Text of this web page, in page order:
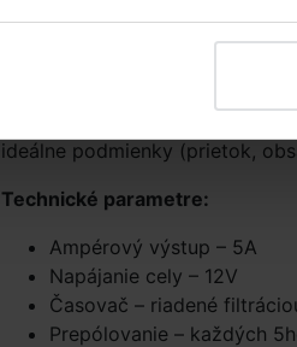
o solinátor
Solinátor pri nízkom obsahu
nedošlo k poškodeniu
ideálne podmienky (prietok,
Technické parametre:
Ampérový výstup – 5A
Napájanie cely – 12V
Časovač – riadené
Prepólovanie – každých